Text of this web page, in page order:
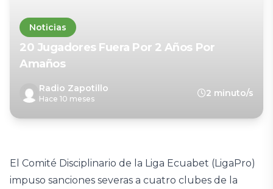
Noticias
20 Jugadores Fuera Por 2 Años Por
Amaños
Radio Zapotillo
Hace 10 meses
2 minuto/s
El Comité Disciplinario de la Liga Ecuabet (LigaPro)
impuso sanciones severas a cuatro clubes de la